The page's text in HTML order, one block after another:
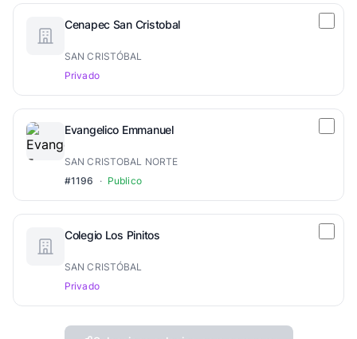
Cenapec San Cristobal
SAN CRISTÓBAL
Privado
Evangelico Emmanuel
SAN CRISTOBAL NORTE
#1196
· Publico
Colegio Los Pinitos
SAN CRISTÓBAL
Privado